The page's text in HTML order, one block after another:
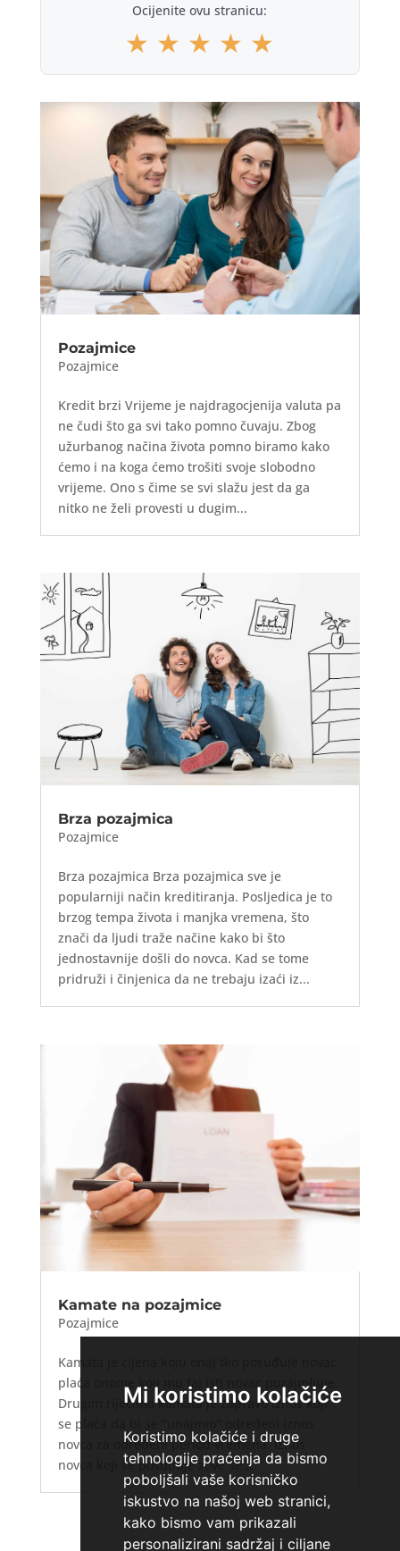
Mi koristimo kolačiće
Koristimo kolačiće i druge
tehnologije praćenja da bismo
poboljšali vaše korisničko
iskustvo na našoj web stranici,
kako bismo vam prikazali
personalizirani sadržaj i ciljane
Ocijenite ovu stranicu:
★ ★ ★ ★ ★
Pozajmice
Pozajmice
Kredit brzi Vrijeme je najdragocjenija valuta pa
ne čudi što ga svi tako pomno čuvaju. Zbog
užurbanog načina života pomno biramo kako
ćemo i na koga ćemo trošiti svoje slobodno
vrijeme. Ono s čime se svi slažu jest da ga
nitko ne želi provesti u dugim...
Brza pozajmica
Pozajmice
Brza pozajmica Brza pozajmica sve je
popularniji način kreditiranja. Posljedica je to
brzog tempa života i manjka vremena, što
znači da ljudi traže načine kako bi što
jednostavnije došli do novca. Kad se tome
pridruži i činjenica da ne trebaju izaći iz...
Kamate na pozajmice
Pozajmice
Kamata je cijena koju onaj tko posuđuje novac
plaća onome koji mu taj isti novac pozajmljuje.
Drugim riječima kamata je zapravo iznos koji
se plaća da bi se "unajmio" određeni iznos
novca za određeni period vremena. Iznos
novca koji se posuđuje zove se...